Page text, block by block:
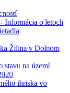
Informácia o letoch
Žilina v Dolnom
stavu na území
ihriska vo